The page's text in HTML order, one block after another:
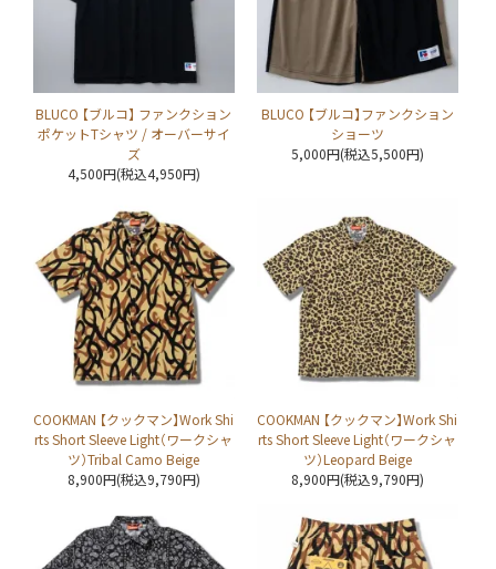
BLUCO 【ブルコ】 ファンクション
ポケットTシャツ / オーバーサイ
ズ
4,500円(税込4,950円)
BLUCO 【ブルコ】ファンクション
ショーツ
5,000円(税込5,500円)
COOKMAN 【クックマン】Work Shi
rts Short Sleeve Light（ワークシャ
ツ）Tribal Camo Beige
8,900円(税込9,790円)
COOKMAN 【クックマン】Work Shi
rts Short Sleeve Light（ワークシャ
ツ）Leopard Beige
8,900円(税込9,790円)